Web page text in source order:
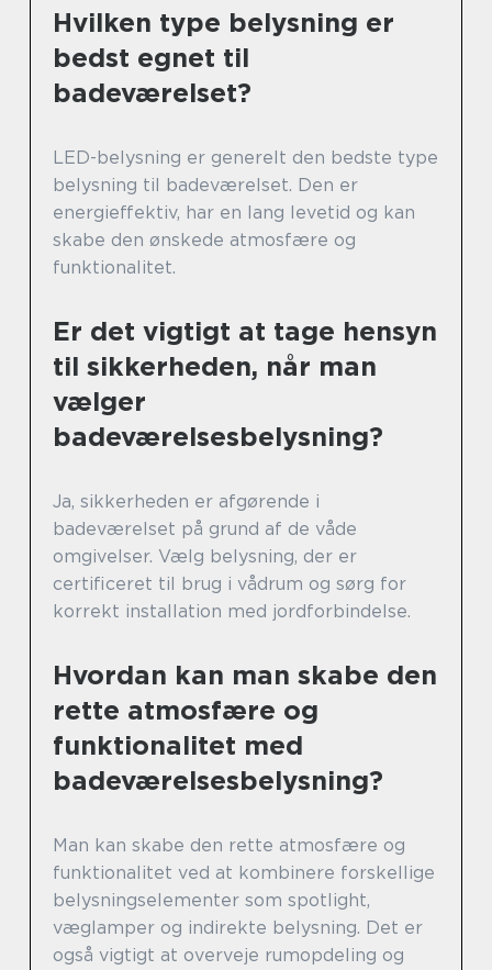
Hvilken type belysning er
bedst egnet til
badeværelset?
LED-belysning er generelt den bedste type
belysning til badeværelset. Den er
energieffektiv, har en lang levetid og kan
skabe den ønskede atmosfære og
funktionalitet.
Er det vigtigt at tage hensyn
til sikkerheden, når man
vælger
badeværelsesbelysning?
Ja, sikkerheden er afgørende i
badeværelset på grund af de våde
omgivelser. Vælg belysning, der er
certificeret til brug i vådrum og sørg for
korrekt installation med jordforbindelse.
Hvordan kan man skabe den
rette atmosfære og
funktionalitet med
badeværelsesbelysning?
Man kan skabe den rette atmosfære og
funktionalitet ved at kombinere forskellige
belysningselementer som spotlight,
væglamper og indirekte belysning. Det er
også vigtigt at overveje rumopdeling og